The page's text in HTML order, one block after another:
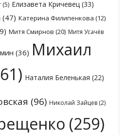
(5) Елизавета Кричевец(33)
(47) Катерина Филипенкова (12)
Митя Смирнов (20) Митя Усачёв
(36) Михаил
Наталия Беленькая (22)
(96) Николай Зайцев (2)
(259)